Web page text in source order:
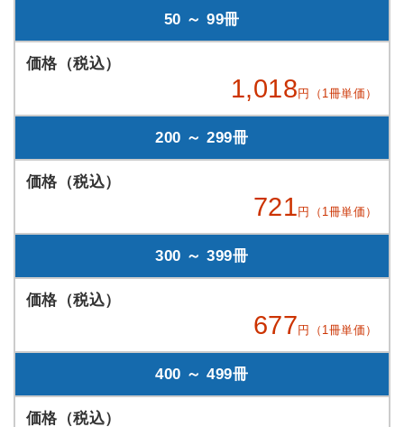
50 ～ 99冊
1,018 円（1冊単価）
200 ～ 299冊
721 円（1冊単価）
300 ～ 399冊
677 円（1冊単価）
400 ～ 499冊